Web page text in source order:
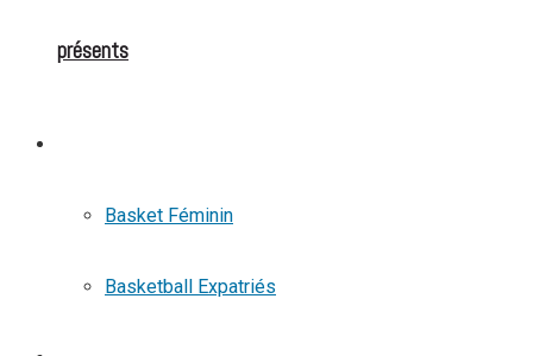
présents
Basket Féminin
Basketball Expatriés